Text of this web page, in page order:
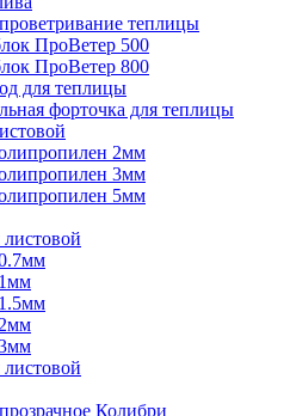
теплицы
ПроВетер 500
ПроВетер 800
для теплицы
форточка для теплицы
2мм
3мм
5мм
Колибри